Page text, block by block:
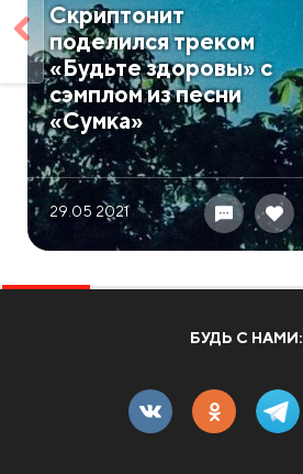
Скриптонит
поделился треком
«Будьте здоровы» с
сэмплом из песни
«Сумка»
29.05 2021
БУДЬ С НАМИ: